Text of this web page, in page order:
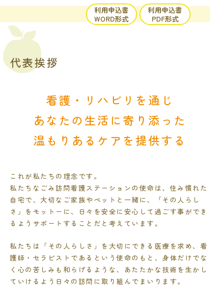
内
キ
利用申込書
WORD形式
利用申込書
PDF形式
代表挨拶
看護・リハビリを通じ
あなたの生活に寄り添った
温もりあるケアを提供する
これが私たちの理念です。
私たちなごみ訪問看護ステーションの使命は、住み慣れた
自宅で、大切なご家族やペットと一緒に、「その人らし
さ」をモットーに、日々を安全に安心して過ごす事ができ
るようサポートすることだと考えています。
私たちは「その人らしさ」を大切にできる医療を求め、看
護師・セラピストであるという使命のもと、身体だけでな
く心の苦しみも和らげるような、あたたかな技術を生かし
ていけるよう日々の訪問に取り組んでまいります。